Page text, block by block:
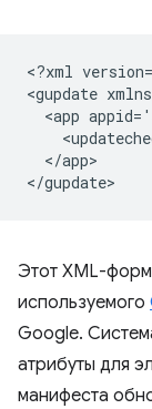
<?xml
<gupdate
<app
</app>
Этот XML-
используемого
Google.
атрибуты для
манифеста